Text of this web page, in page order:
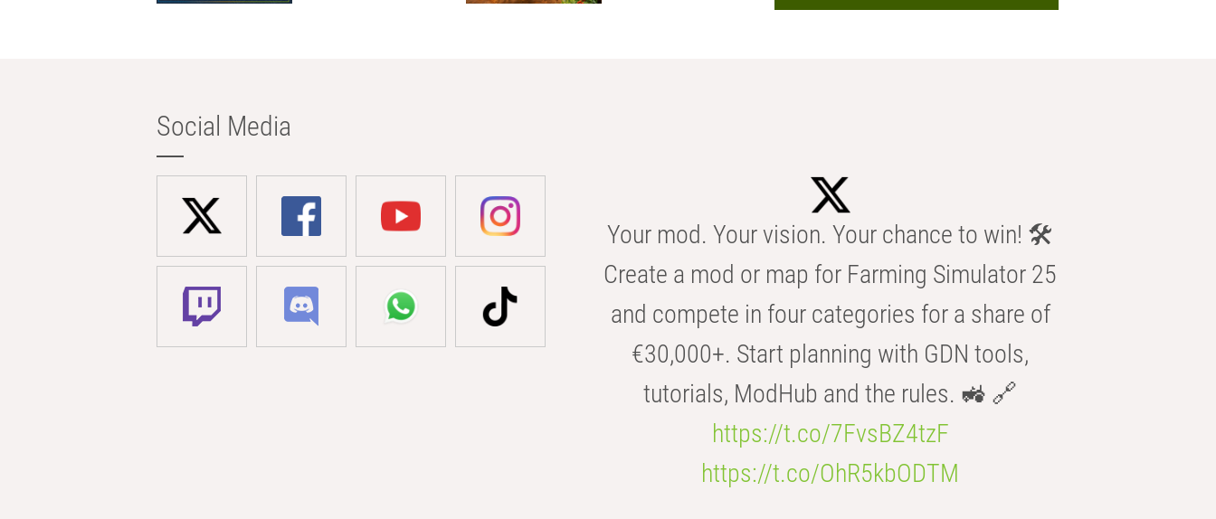
Social Media
Your mod. Your vision. Your chance to win! 🛠️
Create a mod or map for Farming Simulator 25
and compete in four categories for a share of
€30,000+. Start planning with GDN tools,
tutorials, ModHub and the rules. 🚜 🔗
https://t.co/7FvsBZ4tzF
https://t.co/OhR5kbODTM